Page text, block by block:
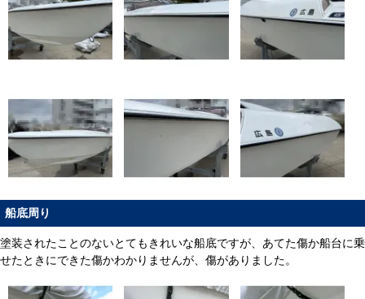
船底周り
塗装されたことのないとてもきれいな船底ですが、あてた傷か船台に乗
せたときにできた傷かわかりませんが、傷がありました。